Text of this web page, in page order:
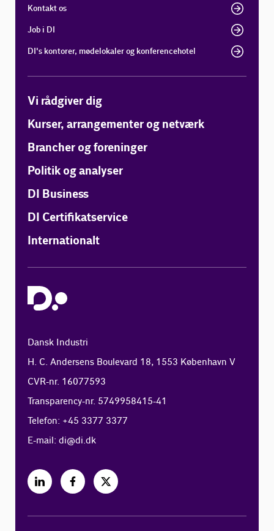
Kontakt os
Job i DI
DI's kontorer, mødelokaler og konferencehotel
Vi rådgiver dig
Kurser, arrangementer og netværk
Brancher og foreninger
Politik og analyser
DI Business
DI Certifikatservice
Internationalt
Dansk Industri
H. C. Andersens Boulevard 18, 1553 København V
CVR-nr. 16077593
Transparency-nr. 5749958415-41
Telefon: +45 3377 3377
E-mail:di@di.dk